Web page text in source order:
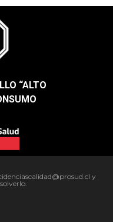
“ALTO
y